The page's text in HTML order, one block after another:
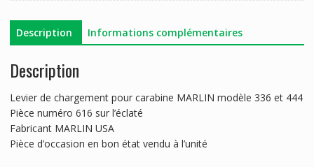
336/444
Description Informations complémentaires
Description
Levier de chargement pour carabine MARLIN modèle 336 et 444
Pièce numéro 616 sur l’éclaté
Fabricant MARLIN USA
Pièce d’occasion en bon état vendu à l’unité